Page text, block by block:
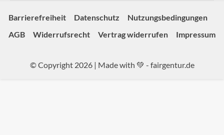
Barrierefreiheit Datenschutz
Nutzungsbedingungen
AGB
Widerrufsrecht Vertrag widerrufen Impressum
© Copyright 2026 | Made with 💚 - fairgentur.de